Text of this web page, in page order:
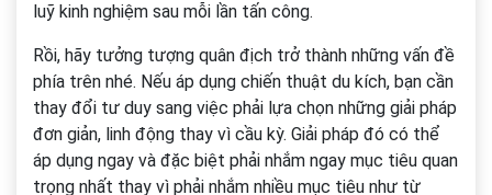
luỹ kinh nghiệm sau mỗi lần tấn công.
Rồi, hãy tưởng tượng quân địch trở thành những vấn đề
phía trên nhé. Nếu áp dụng chiến thuật du kích, bạn cần
thay đổi tư duy sang việc phải lựa chọn những giải pháp
đơn giản, linh động thay vì cầu kỳ. Giải pháp đó có thể
áp dụng ngay và đặc biệt phải nhắm ngay mục tiêu quan
trọng nhất thay vì phải nhắm nhiều mục tiêu như từ